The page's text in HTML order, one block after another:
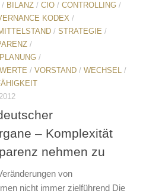
/ BILANZ / CIO / CONTROLLING /
KODEX /
/ STRATEGIE /
/
/
/ VORSTAND / WECHSEL /
– Komplexität
nehmen zu
von
nicht immer zielführend Die